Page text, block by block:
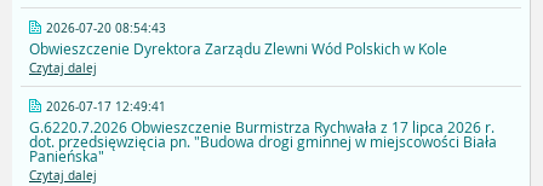
2026-07-20 08:54:43
Obwieszczenie Dyrektora Zarządu Zlewni Wód Polskich w Kole
Czytaj dalej
2026-07-17 12:49:41
G.6220.7.2026 Obwieszczenie Burmistrza Rychwała z 17 lipca 2026 r.
dot. przedsięwzięcia pn. "Budowa drogi gminnej w miejscowości Biała
Panieńska"
Czytaj dalej